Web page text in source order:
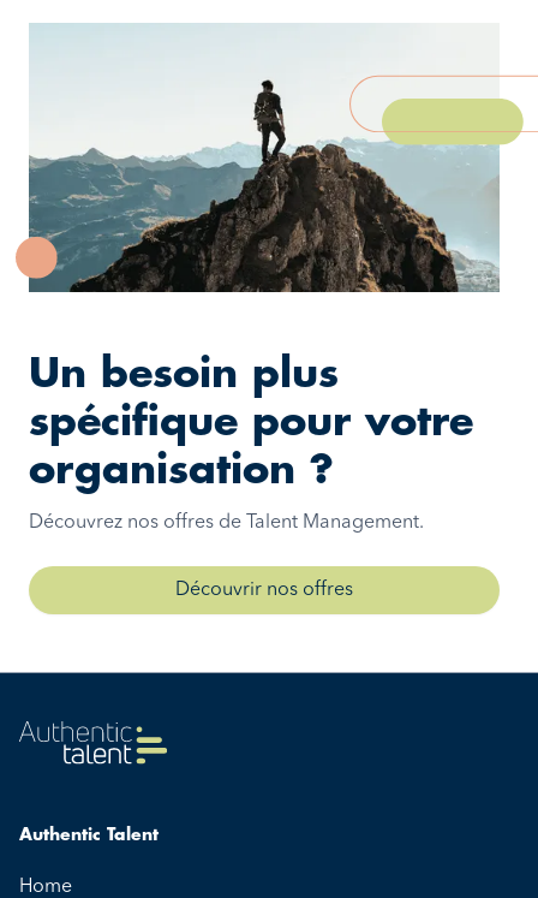
Un besoin plus
spécifique pour votre
organisation ?
Découvrez nos offres de Talent Management.
Découvrir nos offres
Authentic Talent
Home